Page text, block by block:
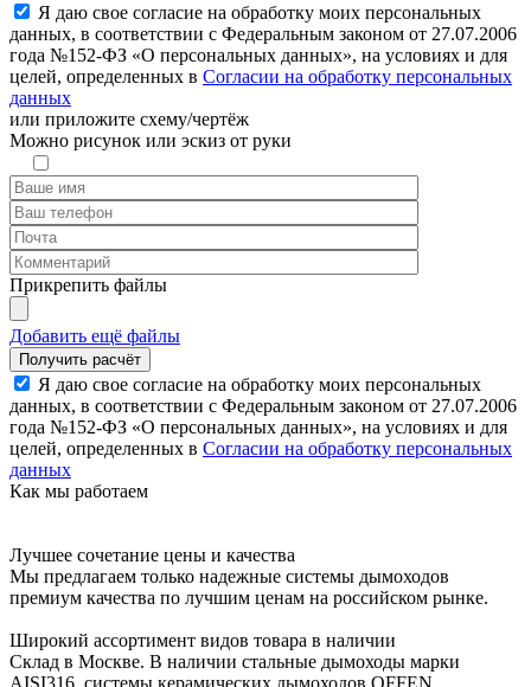
Я даю свое согласие на обработку моих персональных
данных, в соответствии с Федеральным законом от 27.07.2006
года №152-ФЗ «О персональных данных», на условиях и для
целей, определенных в Согласии на обработку персональных
данных
или приложите схему/чертёж
Можно рисунок или эскиз от руки
Прикрепить файлы
Добавить ещё файлы
Я даю свое согласие на обработку моих персональных
данных, в соответствии с Федеральным законом от 27.07.2006
года №152-ФЗ «О персональных данных», на условиях и для
целей, определенных в Согласии на обработку персональных
данных
Как мы работаем
Лучшее сочетание цены и качества
Мы предлагаем только надежные системы дымоходов
премиум качества по лучшим ценам на российском рынке.
Широкий ассортимент видов товара в наличии
Склад в Москве. В наличии стальные дымоходы марки
AISI316, системы керамических дымоходов OFFEN,